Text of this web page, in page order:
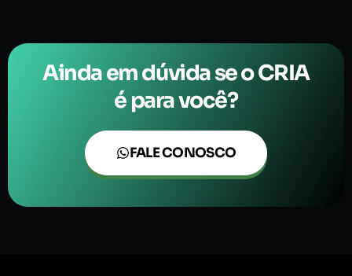
Ainda em dúvida se oCRIA
é para você?
FALE CONOSCO